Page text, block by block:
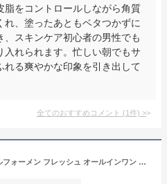
脂をコントロールしながら角質
れ、塗ったあともベタつかずに
スキンケア初心者の男性でも
入れられます。忙しい朝でもサ
れる爽やかな印象を引き出して
全てのおすすめコメント (1件) >
ideal for men アイディアルフォーメン フレッシュ オールインワン ジェル ローション FRESH ALL IN ONE OIL CONTROL 150ml＋50ml 送料無料 韓国コスメ スキンケア フォーメン メンズ用